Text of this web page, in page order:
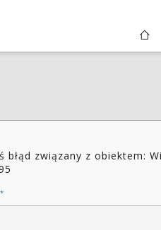
błąd związany z obiektem:
*